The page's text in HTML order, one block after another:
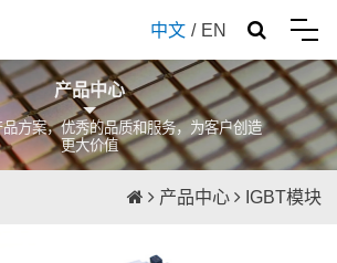
中文 / EN
产品中心
方案，优秀的品质和服务，为客户创造
更大价值
产品中心 IGBT模块